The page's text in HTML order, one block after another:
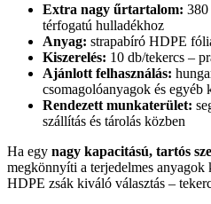
Extra nagy űrtartalom: 380
térfogatú hulladékhoz
Anyag: strapabíró HDPE
Kiszerelés: 10 db/tekercs –
Ajánlott felhasználás:
csomagolóanyagok és egyéb
Rendezett munkaterület:
szállítás és tárolás közben
Ha egy nagy kapacitású, tartós
megkönnyíti a terjedelmes anyagok
HDPE zsák kiváló választás –